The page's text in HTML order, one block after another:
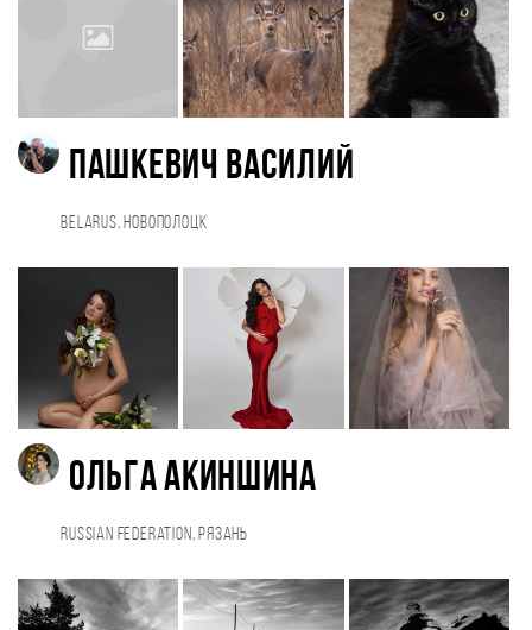
Пашкевич Василий
Belarus, Новополоцк
Ольга Акиншина
Russian Federation, Рязань